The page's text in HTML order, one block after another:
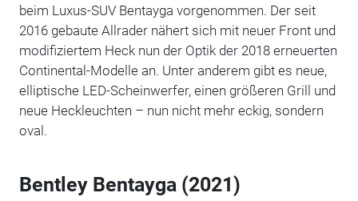
beim Luxus-SUV Bentayga vorgenommen. Der seit
2016 gebaute Allradernähert sich mit neuer Front und
modifiziertem Heck nun der Optik der 2018 erneuerten
Continental-Modelle an. Unter anderem gibt es neue,
elliptische LED-Scheinwerfer, einen größeren Grill und
neue Heckleuchten – nun nicht mehr eckig, sondern
oval.
Bentley Bentayga (2021)